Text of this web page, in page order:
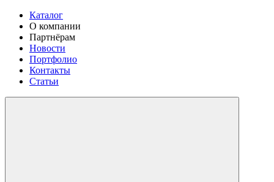
Каталог
О компании
Партнёрам
Новости
Портфолио
Контакты
Статьи